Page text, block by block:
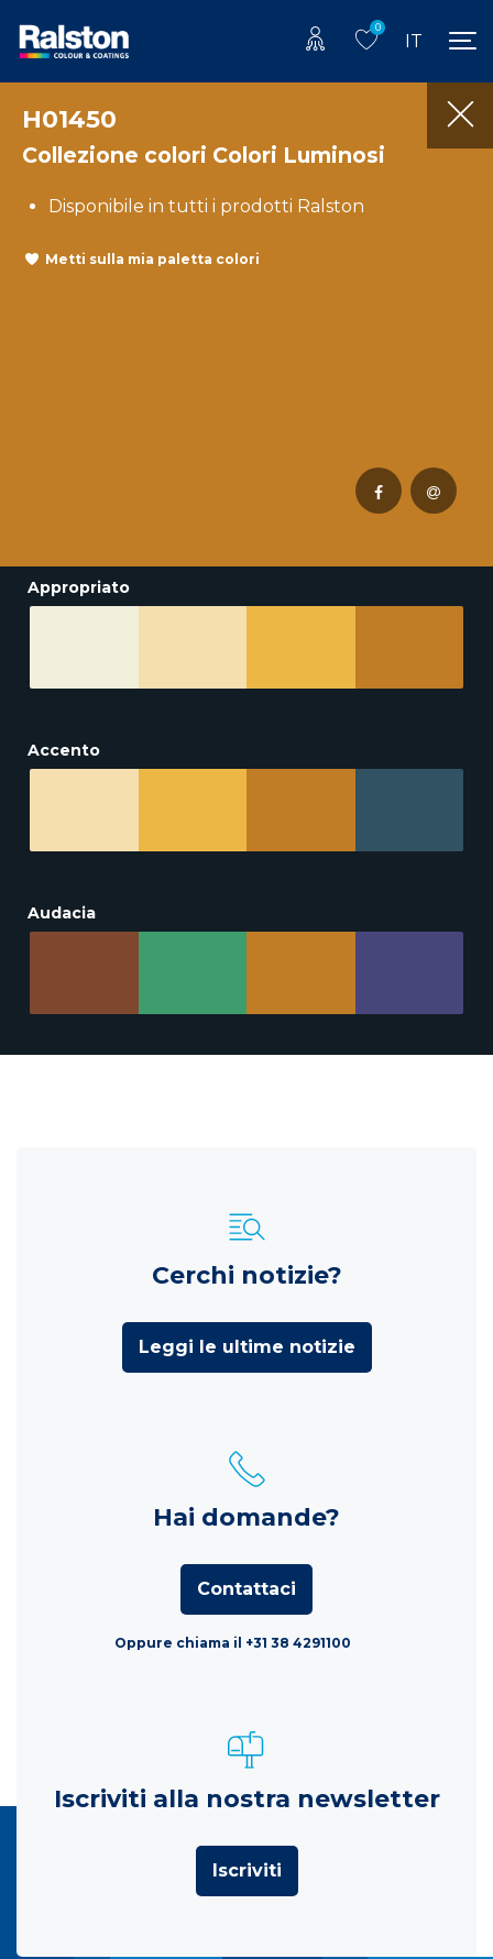
0
IT
H01450
Collezione colori Colori Luminosi
Disponibile in tutti i prodotti Ralston
Metti sulla mia paletta colori
Appropriato
Accento
Audacia
Cerchi notizie?
Leggi le ultime notizie
Hai domande?
Contattaci
Oppure chiama il +31 38 4291100
Iscriviti alla nostra newsletter
Iscriviti